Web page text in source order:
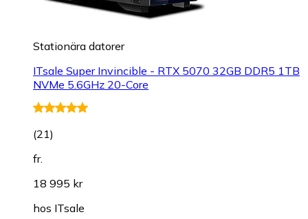
Stationära datorer
ITsale Super Invincible - RTX 5070 32GB DDR5 1TB
NVMe 5.6GHz 20-Core
(21)
fr.
18 995 kr
hos ITsale